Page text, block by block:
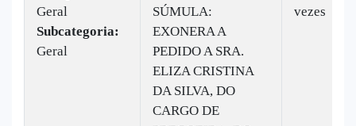
Geral
Subcategoria:
Geral
SÚMULA:
EXONERA A
PEDIDO A SRA.
ELIZA CRISTINA
DA SILVA, DO
CARGO DE
vezes